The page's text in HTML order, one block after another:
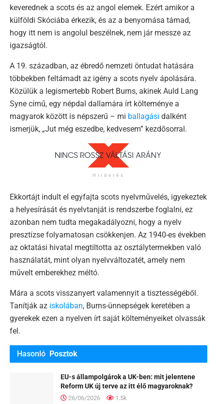
keverednek a scots és az angol elemek. Ezért amikor a
külföldi Skóciába érkezik, és az a benyomása támad,
hogy itt nem is angolul beszélnek, nem jár messze az
igazságtól.
A 19. században, az ébredő nemzeti öntudat hatására
többekben feltámadt az igény a scots nyelv ápolására.
Közülük a legismertebb Robert Burns, akinek Auld Lang
Syne című, egy népdal dallamára írt költeménye a
magyarok között is népszerű – mi ballagási dalként
ismerjük, „Jut még eszedbe, kedvesem” kezdősorral.
Hirdetés
Ekkortájt indult el egyfajta scots nyelvművelés, igyekeztek
a helyesírását és nyelvtanját is rendszerbe foglalni, ez
azonban nem tudta megakadályozni, hogy a nyelv
presztízse folyamatosan csökkenjen. Az 1940-es években
az oktatási hivatal megtiltotta az osztálytermekben való
használatát, mint olyan nyelvváltozatét, amely nem
művelt emberekhez méltó.
Mára a scots visszanyert valamennyit a tisztességéből.
Tanítják az iskolában, Burns-ünnepségek keretében a
gyerekek ezen a nyelven írt saját költeményeiket olvassák
fel.
Hasonló Posztok
EU-s állampolgárok a UK-ben: mit jelentene
Reform UK új terve az itt élő magyaroknak?
26/06/2026 1.5k